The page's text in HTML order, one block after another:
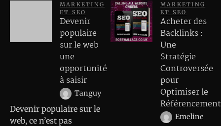
MARKETING
ET SEO
Devenir
populaire
sur le web
une
opportunité
à saisir
Tanguy
Devenir populaire sur le
web, ce n’est pas
MARKETING
ET SEO
Acheter des
Backlinks :
Une
Stratégie
Controversée
pour
Optimiser le
Référencement
Emeline